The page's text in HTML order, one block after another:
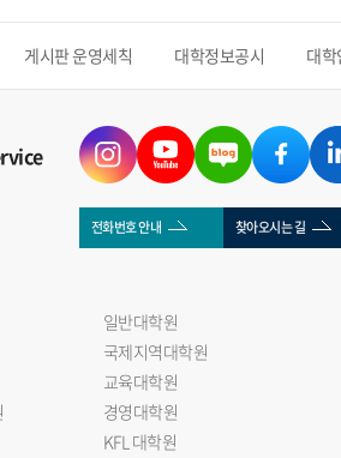
게시판 운영세칙 대학정보공시 대
전화번호 안내 찾아오시는 길
일반대학원
국제지역대학원
교육대학원
경영대학원
KFL 대학원